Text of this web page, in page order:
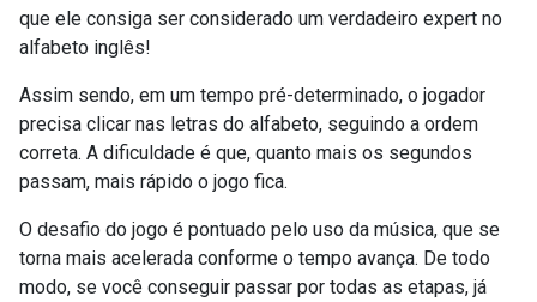
que ele consiga ser considerado um verdadeiro expert no
alfabeto inglês!
Assim sendo, em um tempo pré-determinado, o jogador
precisa clicar nas letras do alfabeto, seguindo a ordem
correta. A dificuldade é que, quanto mais os segundos
passam, mais rápido o jogo fica.
O desafio do jogo é pontuado pelo uso da música, que se
torna mais acelerada conforme o tempo avança. De todo
modo, se você conseguir passar por todas as etapas, já